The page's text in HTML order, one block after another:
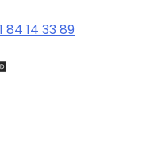
84 14 33 89